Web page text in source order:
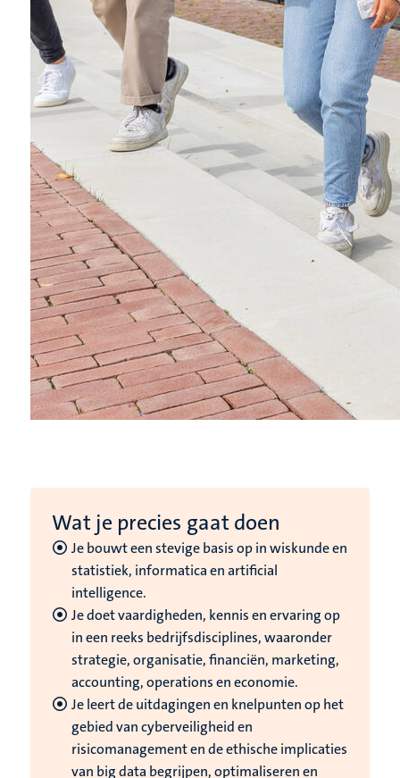
Wat je precies gaat doen
Je bouwt een stevige basis op in wiskunde en
statistiek, informatica en artificial
intelligence.
Je doet vaardigheden, kennis en ervaring op
in een reeks bedrijfsdisciplines, waaronder
strategie, organisatie, financiën, marketing,
accounting, operations en economie.
Je leert de uitdagingen en knelpunten op het
gebied van cyberveiligheid en
risicomanagement en de ethische implicaties
van big data begrijpen, optimaliseren en